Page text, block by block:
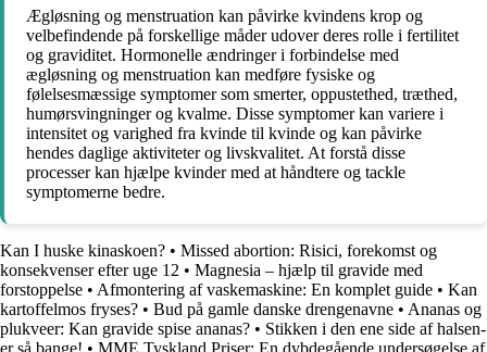
Ægløsning og menstruation kan påvirke kvindens krop og
velbefindende på forskellige måder udover deres rolle i fertilitet
og graviditet. Hormonelle ændringer i forbindelse med
ægløsning og menstruation kan medføre fysiske og
følelsesmæssige symptomer som smerter, oppustethed, træthed,
humørsvingninger og kvalme. Disse symptomer kan variere i
intensitet og varighed fra kvinde til kvinde og kan påvirke
hendes daglige aktiviteter og livskvalitet. At forstå disse
processer kan hjælpe kvinder med at håndtere og tackle
symptomerne bedre.
Kan I huske kinaskoen? • Missed abortion: Risici, forekomst og
konsekvenser efter uge 12 • Magnesia – hjælp til gravide med
forstoppelse • Afmontering af vaskemaskine: En komplet guide • Kan
kartoffelmos fryses? • Bud på gamle danske drengenavne • Ananas og
plukveer: Kan gravide spise ananas? • Stikken i den ene side af halsen-
er så bange! • MME Tyskland Priser: En dybdegående undersøgelse af